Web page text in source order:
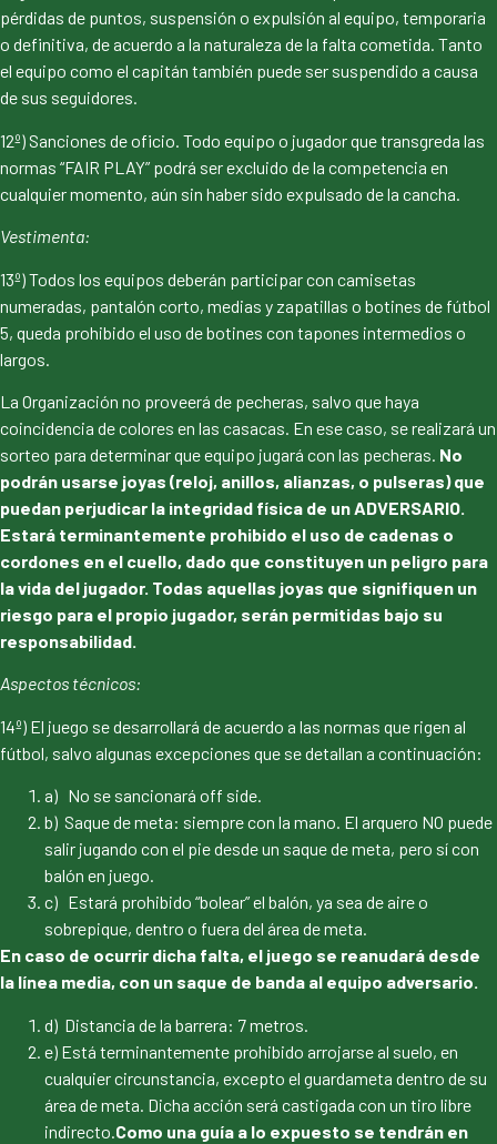
pérdidas de puntos, suspensión o expulsión al equipo, temporaria
o definitiva, de acuerdo a la naturaleza de la falta cometida. Tanto
el equipo como el capitán también puede ser suspendido a causa
de sus seguidores.
12º) Sanciones de oficio. Todo equipo o jugador que transgreda las
normas “FAIR PLAY” podrá ser excluido de la competencia en
cualquier momento, aún sin haber sido expulsado de la cancha.
Vestimenta:
13º) Todos los equipos deberán participar con camisetas
numeradas, pantalón corto, medias y zapatillas o botines de fútbol
5, queda prohibido el uso de botines con tapones intermedios o
largos.
La Organización no proveerá de pecheras, salvo que haya
coincidencia de colores en las casacas. En ese caso, se realizará un
sorteo para determinar que equipo jugará con las pecheras. No
podrán usarse joyas (reloj, anillos, alianzas, o pulseras) que
puedan perjudicar la integridad física de un ADVERSARIO.
Estará terminantemente prohibido el uso de cadenas o
cordones en el cuello, dado que constituyen un peligro para
la vida del jugador. Todas aquellas joyas que signifiquen un
riesgo para el propio jugador, serán permitidas bajo su
responsabilidad.
Aspectos técnicos:
14º) El juego se desarrollará de acuerdo a las normas que rigen al
fútbol, salvo algunas excepciones que se detallan a continuación:
a) No se sancionará off side.
b) Saque de meta: siempre con la mano. El arquero NO puede
salir jugando con el pie desde un saque de meta, pero sí con
balón en juego.
c) Estará prohibido “bolear” el balón, ya sea de aire o
sobrepique, dentro o fuera del área de meta.
En caso de ocurrir dicha falta, el juego se reanudará desde
la línea media, con un saque de banda al equipo adversario.
d) Distancia de la barrera: 7 metros.
e) Está terminantemente prohibido arrojarse al suelo, en
cualquier circunstancia, excepto el guardameta dentro de su
área de meta. Dicha acción será castigada con un tiro libre
indirecto. Como una guía a lo expuesto se tendrán en